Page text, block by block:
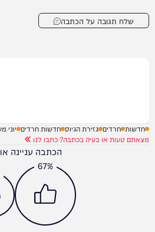
שלח תגובה על הכתבה
חדשות חרדים גזירת הגיוס חדשות חרדים יוני
מצאתם טעות או בעיה בכתבה? כתבו לנו
הכתבה עניינה
67%